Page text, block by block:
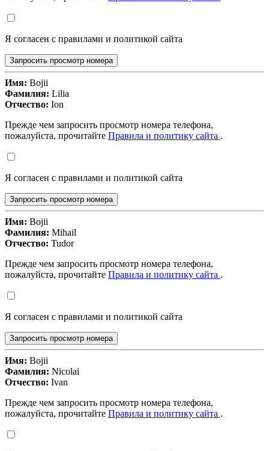
Я согласен с правилами и политикой сайта
Запросить просмотр номера
Имя: Bojii
Фамилия: Lilia
Отчество: Ion
Прежде чем запросить просмотр номера телефона,
пожалуйста, прочитайте Правила и политику сайта .
Я согласен с правилами и политикой сайта
Запросить просмотр номера
Имя: Bojii
Фамилия: Mihail
Отчество: Tudor
Прежде чем запросить просмотр номера телефона,
пожалуйста, прочитайте Правила и политику сайта .
Я согласен с правилами и политикой сайта
Запросить просмотр номера
Имя: Bojii
Фамилия: Nicolai
Отчество: Ivan
Прежде чем запросить просмотр номера телефона,
пожалуйста, прочитайте Правила и политику сайта .